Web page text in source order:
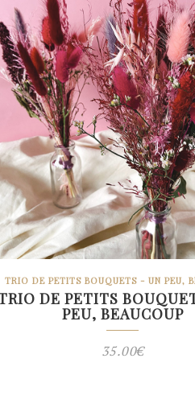
TRIO DE PETITS BOUQUETS - UN PEU,
DE PETITS
PEU, BEAUCOUP
35.00€